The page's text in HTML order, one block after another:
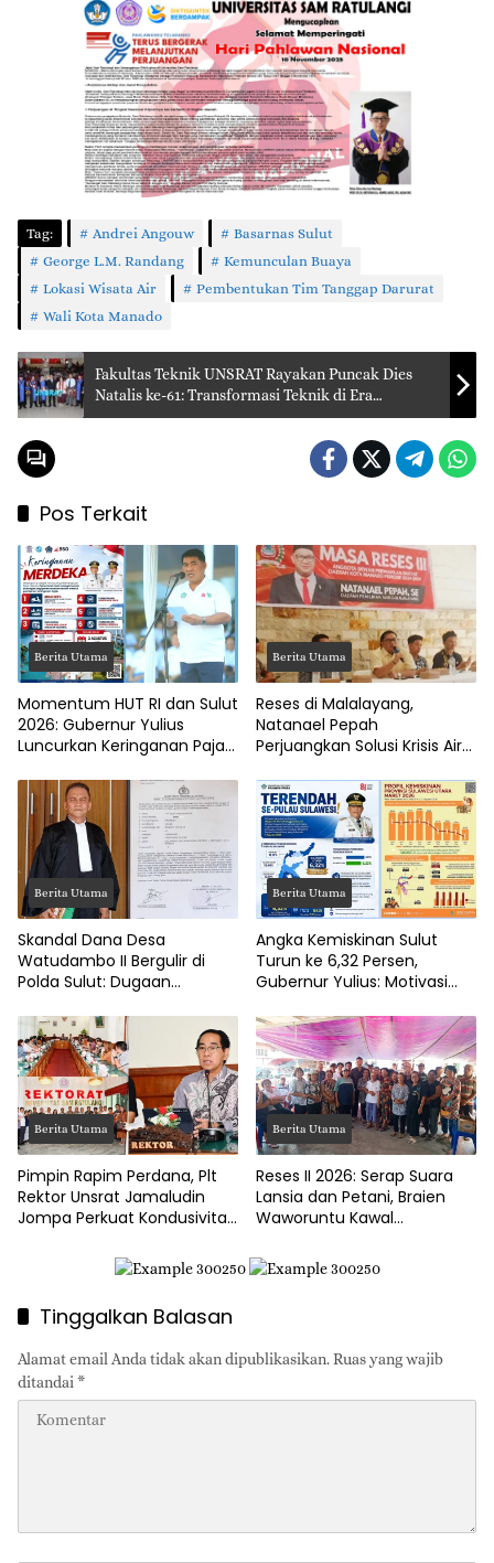
Tag: Andrei Angouw
Basarnas Sulut
George L.M. Randang
Kemunculan Buaya
Lokasi Wisata Air
Pembentukan Tim Tanggap Darurat
Wali Kota Manado
Fakultas Teknik UNSRAT Rayakan Puncak Dies
Natalis ke-61: Transformasi Teknik di Era
Kecerdasan Buatan
Pos Terkait
Berita Utama
Momentum HUT RI dan Sulut
2026: Gubernur Yulius
Luncurkan Keringanan Pajak
Berita Utama
Reses di Malalayang,
Natanael Pepah
Perjuangkan Solusi Krisis Air
DPRD Manado
Berita Utama
Skandal Dana Desa
Watudambo II Bergulir di
Polda Sulut: Dugaan
Hingga Jalan Tani Rp214
Juta
Berita Utama
Angka Kemiskinan Sulut
Turun ke 6,32 Persen,
Gubernur Yulius: Motivasi
Berita Utama
Pimpin Rapim Perdana, Plt
Rektor Unsrat Jamaludin
Jompa Perkuat Kondusivitas
Berita Utama
Reses II 2026: Serap Suara
Lansia dan Petani, Braien
Waworuntu Kawal
Tinggalkan Balasan
Alamat email Anda tidak akan dipublikasikan.Ruas yang wajib
ditandai *